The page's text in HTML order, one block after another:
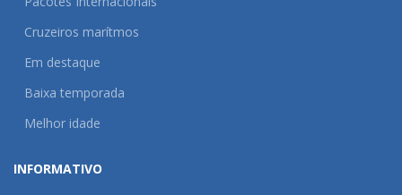
Cruzeiros marítmos
Em destaque
Baixa temporada
Melhor idade
INFORMATIVO